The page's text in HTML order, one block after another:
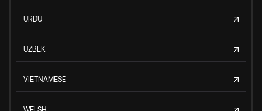
URDU
UZBEK
VIETNAMESE